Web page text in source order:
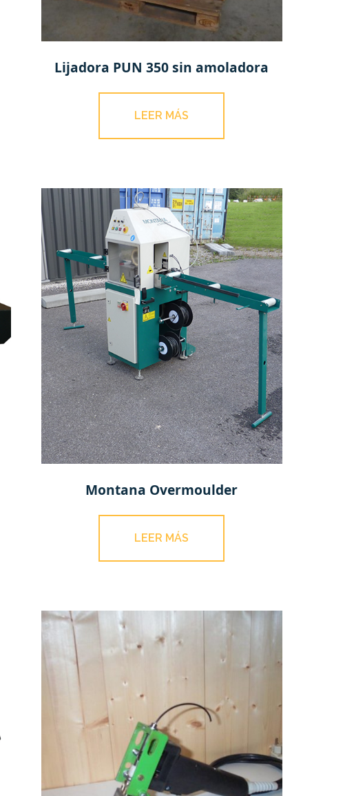
Lijadora PUN 350 sin amoladora
LEER MÁS
Montana Overmoulder
LEER MÁS